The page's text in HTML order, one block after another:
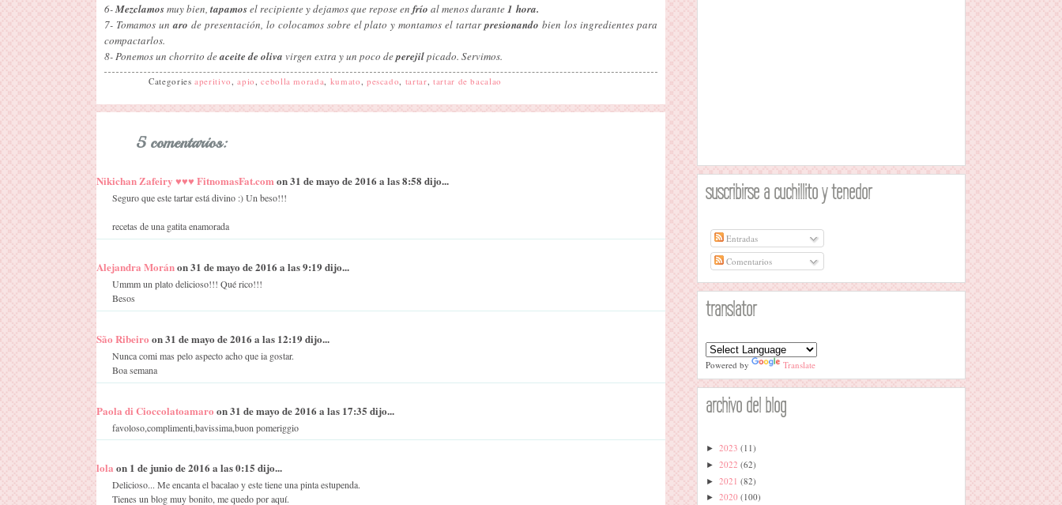
6-Mezclamosmuy bien, tapamosel recipiente y dejamos que repose en frío al menos durante1 hora.
7- Tomamos un aro de presentación, lo colocamos sobre el plato y montamos el tartarpresionandobien los ingredientes para
compactarlos.
8- Ponemos un chorrito deaceite de oliva virgen extra y un poco deperejilpicado. Servimos.
Categoriesaperitivo ,apio ,cebolla morada kumato pescado tartar tartar de bacalao
5 comentarios:
Nikichan Zafeiry ♥♥♥ FitnomasFat.comon 31 de mayo de 2016 a las 8:58 dijo...
Seguro que este tartar está divino :) Un beso!!!
recetas de una gatita enamorada
Alejandra Moránon 31 de mayo de 2016 a las 9:19 dijo...
Ummm un plato delicioso!!! Qué rico!!!
Besos
São Ribeiro on 31 de mayo de 2016 a las 12:19 dijo...
Nunca comi mas pelo aspecto acho que ia gostar.
Boa semana
Paola di Cioccolatoamaro on 31 de mayo de 2016 a las 17:35 dijo...
favoloso,complimenti,bavissima,buon pomeriggio
lola on 1 de junio de 2016 a las 0:15 dijo...
Delicioso... Me encanta el bacalao y este tiene una pinta estupenda.
Tienes un blog muy bonito, me quedo por aquí.
suscribirse a cuchillito y tenedor
Entradas
Comentarios
translator
Powered by Translate
archivo del blog
► 2023 (11)
► 2022 (62)
► 2021 (82)
► 2020 (100)